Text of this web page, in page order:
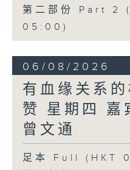
第二部份 Part 2
05:00)
06/08/2026
有血缘关系
赞 星期四 嘉
曾文通
足本 Full (HKT